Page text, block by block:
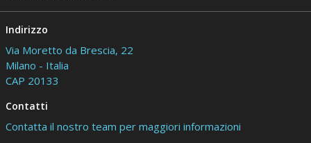
Indirizzo
Via Moretto da Brescia, 22
Milano - Italia
CAP 20133
Contatti
Contatta il nostro team per maggiori informazioni